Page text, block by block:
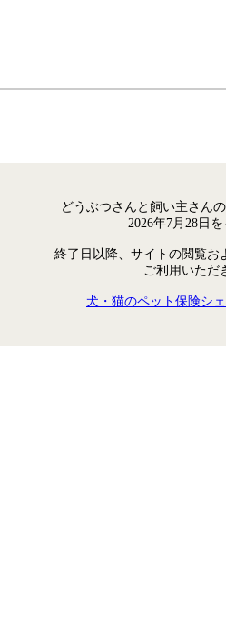
どうぶつさんと飼い主さん
2026年7月28日
終了日以降、サイトの閲覧お
ご利用いただ
犬・猫のペット保険シ